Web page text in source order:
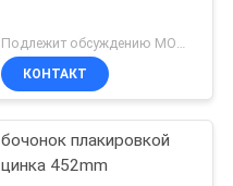
Подлежит обсуждению MOQ:1PCS
КОНТАКТ
бочонок плакировкой
цинка 452mm